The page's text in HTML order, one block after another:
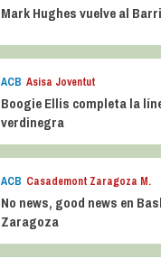
Mark Hughes vuelve al
ACB Asisa Joventut
Boogie Ellis completa la
verdinegra
ACB Casademont Zaragoza M.
No news, good news en
Zaragoza